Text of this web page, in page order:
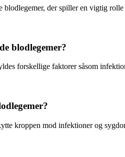
der spiller en vigtig
blodlegemer?
forskellige faktorer såsom
kroppen mod infektioner og